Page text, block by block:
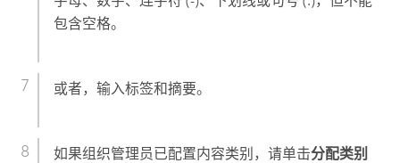
包含空格。
或者，输入标签和摘要。
如果组织管理员已配置内容类别，请单击分配类别